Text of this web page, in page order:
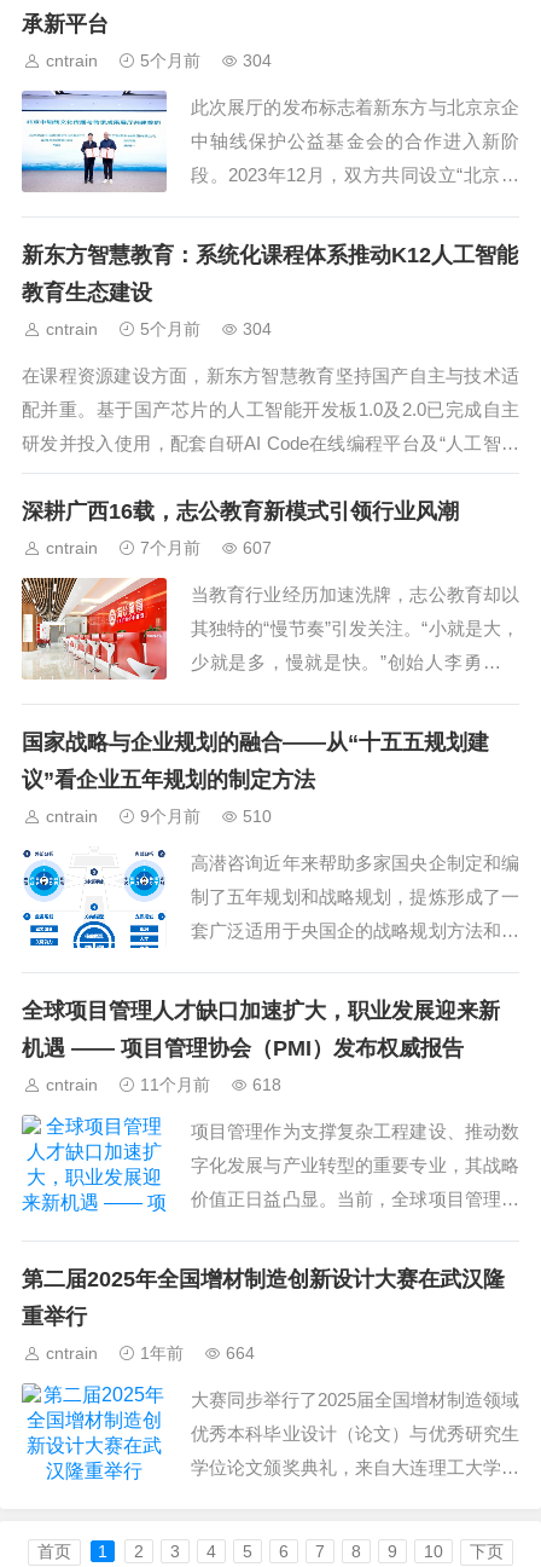
承新平台
cntrain 5个月前 304
此次展厅的发布标志着新东方与北京京企
中轴线保护公益基金会的合作进入新阶
段。2023年12月，双方共同设立“北京中
困难学生、联合高校开发研学课程等方
新东方智慧教育：系统化课程体系推动K12人工智能
教育生态建设
cntrain 5个月前 304
在课程资源建设方面，新东方智慧教育坚持国产自主与技术适
配并重。基于国产芯片的人工智能开发板1.0及2.0已完成自主
研发并投入使用，配套自研AI Code在线编程平台及“人工智能
创想课程”资源包，形成包...
深耕广西16载，志公教育新模式引领行业风潮
cntrain 7个月前 607
当教育行业经历加速洗牌，志公教育却以
其独特的“慢节奏”引发关注。“小就是大，
少就是多，慢就是快。”创始人李勇用十
志公教育深耕广西公职类考试辅导。不追
求版图扩张，只聚...
国家战略与企业规划的融合——从“十五五规划建
议”看企业五年规划的制定方法
cntrain 9个月前 510
高潜咨询近年来帮助多家国央企制定和编
制了五年规划和战略规划，提炼形成了一
套广泛适用于央国企的战略规划方法和体
性、帮助企业搭建起有效的战略管理体
系、形成一套行之有效的战...
全球项目管理人才缺口加速扩大，职业发展迎来新
机遇 —— 项目管理协会（PMI）发布权威报告
cntrain 11个月前 618
项目管理作为支撑复杂工程建设、推动数
字化发展与产业转型的重要专业，其战略
价值正日益凸显。当前，全球项目管理专
全球软件开发人员（约2,500万人）及护
第二届2025年全国增材制造创新设计大赛在武汉隆
重举行
cntrain 1年前 664
大赛同步举行了2025届全国增材制造领域
优秀本科毕业设计（论文）与优秀研究生
学位论文颁奖典礼，来自大连理工大学、
学等全国30所高校共46篇高水平论文脱颖
首页 1 2 3 4 5 6 7 8 9 10 下页